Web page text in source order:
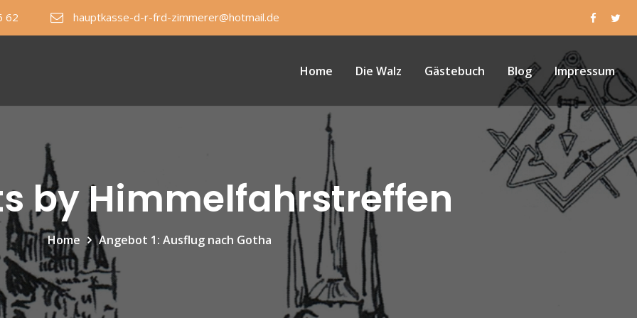
62 hauptkasse-d-r-frd-zimmerer@hotmail.de
Home Die Walz Gästebuch Blog Impressum
by Himmelfahrstreffen
Home Angebot 1: Ausflug nach Gotha